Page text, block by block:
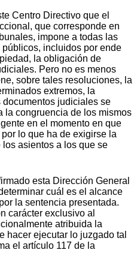
Centro Directivo que el
que corresponde en
impone a todas las
incluidos por ende
la obligación de
Pero no es menos
sobre tales resoluciones, la
extremos, la
judiciales se
la congruencia de los mismos
en el momento en que
lo que ha de exigirse la
asientos a los que se
esta Dirección General
cuál es el alcance
la sentencia presentada.
carácter exclusivo al
atribuida la
hacer ejecutar lo juzgado tal
el artículo 117 de la